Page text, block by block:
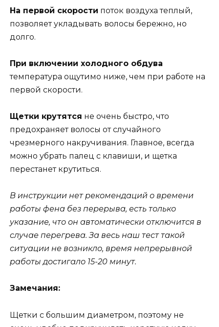
На первой скорости поток воздуха теплый,
позволяет укладывать волосы бережно, но
долго.
При включении холодного обдува
температура ощутимо ниже, чем при работе на
первой скорости.
Щетки крутятся не очень быстро, что
предохраняет волосы от случайного
чрезмерного накручивания. Главное, всегда
можно убрать палец с клавиши, и щетка
перестанет крутиться.
В инструкции нет рекомендаций о времени
работы фена без перерыва, есть только
указание, что он автоматически отключится в
случае перегрева. За весь наш тест такой
ситуации не возникло, время непрерывной
работы достигало 15-20 минут.
Замечания:
Щетки с большим диаметром, поэтому не